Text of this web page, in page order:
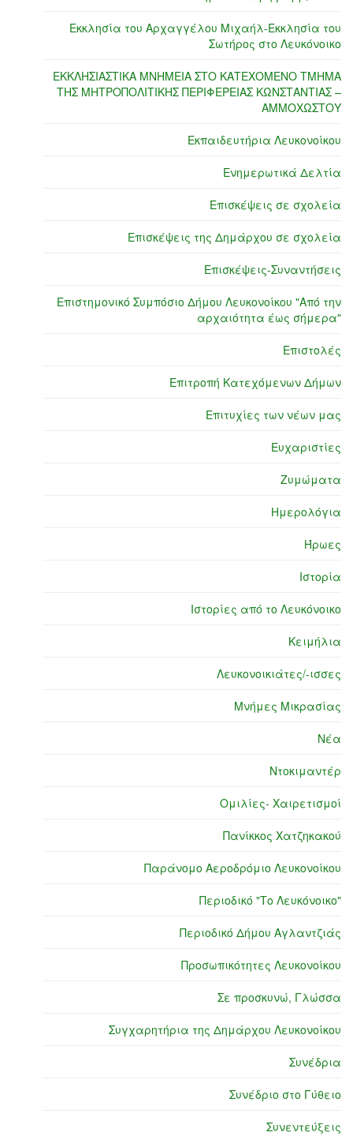
Εκκλησία του Αρχαγγέλου Μιχαήλ-Εκκλησία του
Σωτήρος στο Λευκόνοικο
ΕΚΚΛΗΣΙΑΣΤΙΚΑ ΜΝΗΜΕΙΑ ΣΤΟ ΚΑΤΕΧΟΜΕΝΟ ΤΜΗΜΑ
ΤΗΣ ΜΗΤΡΟΠΟΛΙΤΙΚΗΣ ΠΕΡΙΦΕΡΕΙΑΣ ΚΩΝΣΤΑΝΤΙΑΣ –
ΑΜΜΟΧΩΣΤΟΥ
Εκπαιδευτήρια Λευκονοίκου
Ενημερωτικά Δελτία
Επισκέψεις σε σχολεία
Επισκέψεις της Δημάρχου σε σχολεία
Επισκέψεις-Συναντήσεις
Επιστημονικό Συμπόσιο Δήμου Λευκονοίκου "Από την
αρχαιότητα έως σήμερα"
Επιστολές
Επιτροπή Κατεχόμενων Δήμων
Επιτυχίες των νέων μας
Ευχαριστίες
Ζυμώματα
Ημερολόγια
Ήρωες
Ιστορία
Ιστορίες από το Λευκόνοικο
Κειμήλια
Λευκονοικιάτες/-ισσες
Μνήμες Μικρασίας
Νέα
Ντοκιμαντέρ
Ομιλίες- Χαιρετισμοί
Πανίκκος Χατζηκακού
Παράνομο Αεροδρόμιο Λευκονοίκου
Περιοδικό "Το Λευκόνοικο"
Περιοδικό Δήμου Αγλαντζιάς
Προσωπικότητες Λευκονοίκου
Σε προσκυνώ, Γλώσσα
Συγχαρητήρια της Δημάρχου Λευκονοίκου
Συνέδρια
Συνέδριο στο Γύθειο
Συνεντεύξεις